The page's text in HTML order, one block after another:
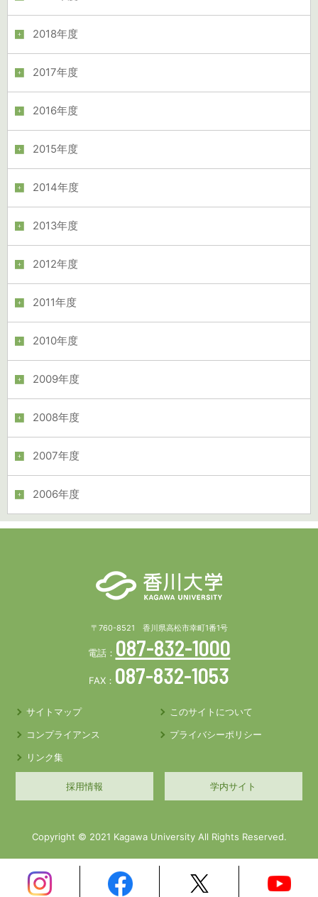
2018年度
2017年度
2016年度
2015年度
2014年度
2013年度
2012年度
2011年度
2010年度
2009年度
2008年度
2007年度
2006年度
〒760-8521 香川県高松市幸町1番1号
電話： 087-832-1000
FAX： 087-832-1053
サイトマップ
このサイトについて
コンプライアンス
プライバシーポリシー
リンク集
採用情報 学内サイト
Copyright © 2021 Kagawa University All Rights Reserved.